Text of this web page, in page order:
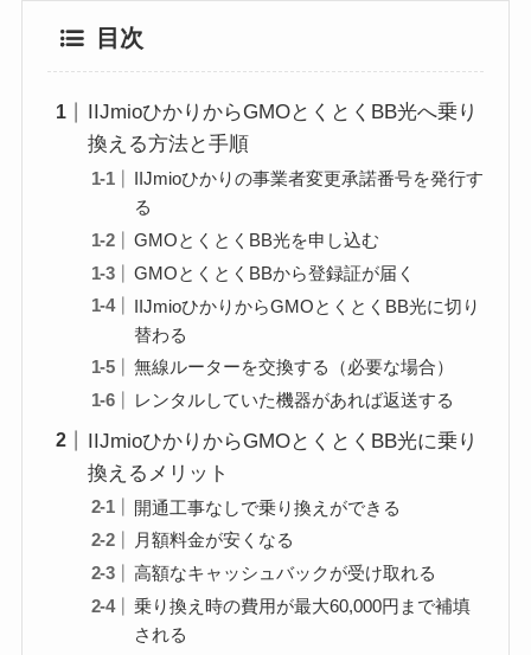
目次
IIJmioひかりからGMOとくとくBB光へ乗り
換える方法と手順
IIJmioひかりの事業者変更承諾番号を発行す
る
GMOとくとくBB光を申し込む
GMOとくとくBBから登録証が届く
IIJmioひかりからGMOとくとくBB光に切り
替わる
無線ルーターを交換する（必要な場合）
レンタルしていた機器があれば返送する
IIJmioひかりからGMOとくとくBB光に乗り
換えるメリット
開通工事なしで乗り換えができる
月額料金が安くなる
高額なキャッシュバックが受け取れる
乗り換え時の費用が最大60,000円まで補填
される